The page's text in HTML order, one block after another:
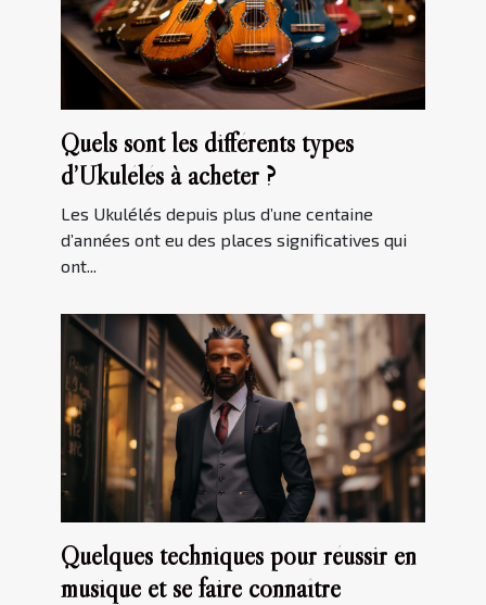
Quels sont les différents types
d’Ukulélés à acheter ?
Les Ukulélés depuis plus d’une centaine
d’années ont eu des places significatives qui
ont...
Quelques techniques pour réussir en
musique et se faire connaître